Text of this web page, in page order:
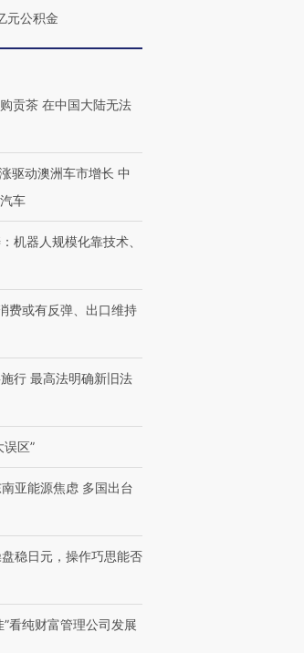
元公积金
贡茶 在中国大陆无法
驱动澳洲车市增长 中
车
机器人规模化靠技术、
费或有反弹、出口维持
行 最高法明确新旧法
误区”
亚能源焦虑 多国出台
稳日元，操作巧思能否
”看纯财富管理公司发展